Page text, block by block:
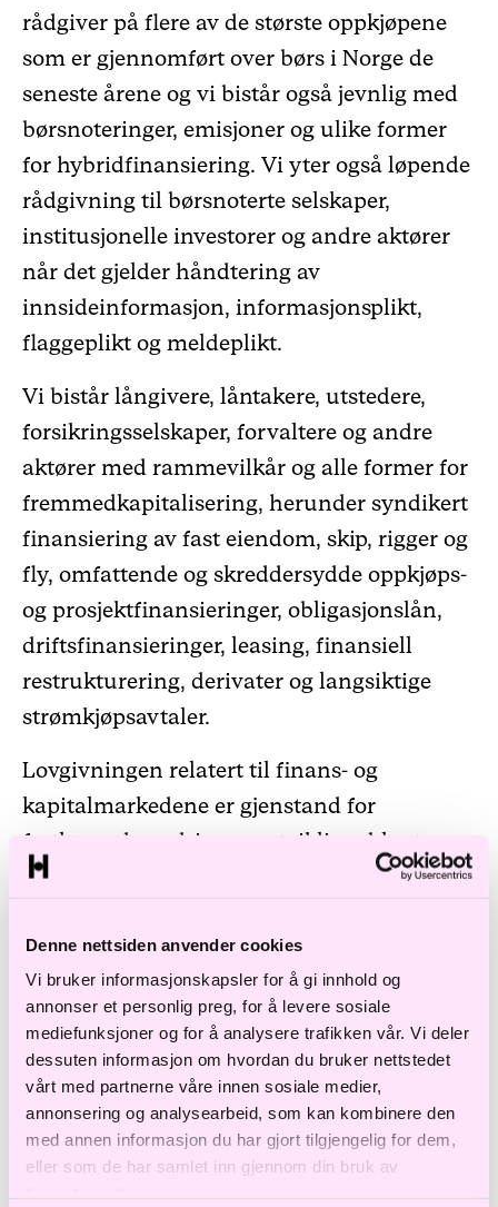
Denne nettsiden anvender cookies
Vi bruker informasjonskapsler for å gi innhold og
annonser et personlig preg, for å levere sosiale
mediefunksjoner og for å analysere trafikken vår. Vi deler
dessuten informasjon om hvordan du bruker nettstedet
vårt med partnerne våre innen sosiale medier,
annonsering og analysearbeid, som kan kombinere den
med annen informasjon du har gjort tilgjengelig for dem,
eller som de har samlet inn gjennom din bruk av
rådgiver på flere av de største oppkjøpene
som er gjennomført over børs i Norge de
seneste årene og vi bistår også jevnlig med
børsnoteringer, emisjoner og ulike former
for hybridfinansiering. Vi yter også løpende
rådgivning til børsnoterte selskaper,
institusjonelle investorer og andre aktører
når det gjelder håndtering av
innsideinformasjon, informasjonsplikt,
flaggeplikt og meldeplikt.
Vi bistår långivere, låntakere, utstedere,
forsikringsselskaper, forvaltere og andre
aktører med rammevilkår og alle former for
fremmedkapitalisering, herunder syndikert
finansiering av fast eiendom, skip, rigger og
fly, omfattende og skreddersydde oppkjøps-
og prosjektfinansieringer, obligasjonslån,
driftsfinansieringer, leasing, finansiell
restrukturering, derivater og langsiktige
strømkjøpsavtaler.
Lovgivningen relatert til finans- og
kapitalmarkedene er gjenstand for
fortløpende endring og utvikling, blant
annet som følge av det regelverksarbeid
europeiske markedet for finansielle
tjenester. Vi holder oss løpende oppdatert på
regelverksendringer innenfor finans- og
kapitalmarkedsområdet, inkludert
forventede endringer som følge av det nylig
igangsatte initiativet med en europeisk
kapitalmarkedsunion. Våre advokater har
også tidligere erfaring fra deltakelse ved